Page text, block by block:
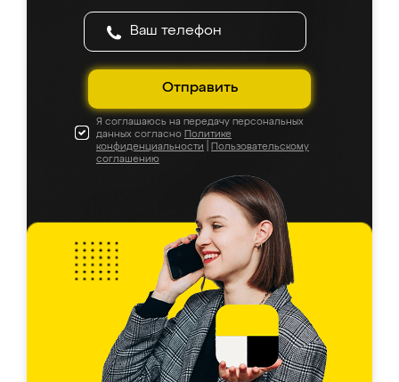
Отправить
Я соглашаюсь на передачу персональных
данных согласно Политике
конфиденциальности
Пользовательскому
соглашению